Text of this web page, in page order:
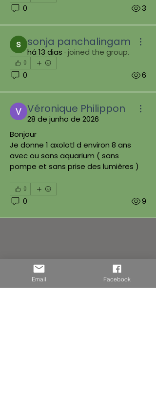
0 3
sonja panchalingam
há 13 dias · joined the group.
0
0 6
Véronique Philippon
28 de junho de 2026
Bonjour
Je donne 1 axolotl d environ 8 ans
avec ou sans aquarium ( sans
pompe et sans prise des lumières )
0
0 9
Email Facebook